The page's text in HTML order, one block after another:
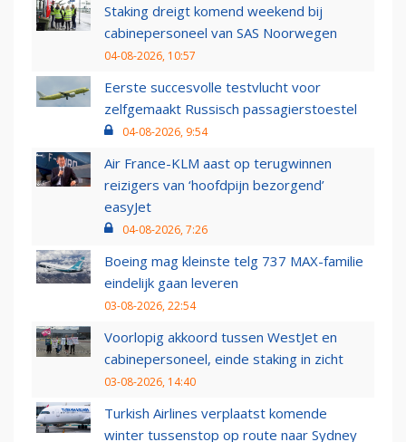
Staking dreigt komend weekend bij
cabinepersoneel van SAS Noorwegen
04-08-2026, 10:57
Eerste succesvolle testvlucht voor
zelfgemaakt Russisch passagierstoestel
04-08-2026, 9:54
Air France-KLM aast op terugwinnen
reizigers van ‘hoofdpijn bezorgend’
easyJet
04-08-2026, 7:26
Boeing mag kleinste telg 737 MAX-familie
eindelijk gaan leveren
03-08-2026, 22:54
Voorlopig akkoord tussen WestJet en
cabinepersoneel, einde staking in zicht
03-08-2026, 14:40
Turkish Airlines verplaatst komende
winter tussenstop op route naar Sydney